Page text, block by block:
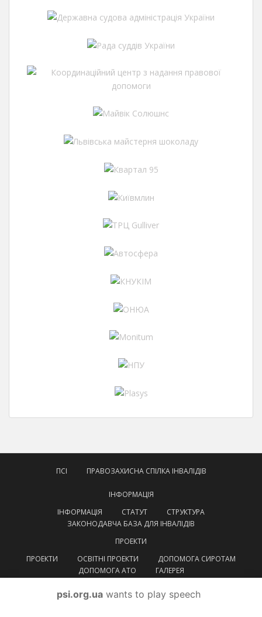
ПСІ ПРАВОЗАХИСНА СПІЛКА ІНВАЛІДІВ
ІНФОРМАЦІЯ
ІНФОРМАЦІЯ
СТАТУТ
СТРУКТУРА
ЗАКОНОДАВЧА БАЗА ДЛЯ ІНВАЛІДІВ
ПРОЕКТИ
ПРОЕКТИ
ОСВІТНІ ПРОЕКТИ
ДОПОМОГА СИРОТАМ
ДОПОМОГА АТО
ГАЛЕРЕЯ
psi.org.ua wants to play speech